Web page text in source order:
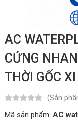
AC
CỨNG
THỜI GỐC
(Sản
Mã sản phẩm: AC